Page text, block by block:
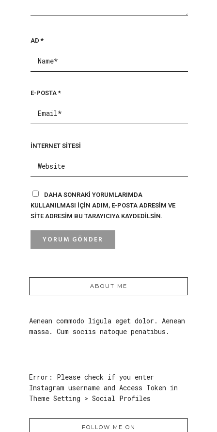
AD*
E-POSTA*
İNTERNET SITESI
DAHA SONRAKI YORUMLARIMDA
KULLANILMASI IÇIN ADIM, E-POSTA ADRESIM VE
SITE ADRESIM BU TARAYICIYA KAYDEDILSIN.
ABOUT ME
Aenean commodo ligula eget dolor. Aenean
massa. Cum sociis natoque penatibus.
Error: Please check if you enter
Instagram username and Access Token in
Theme Setting > Social Profiles
FOLLOW ME ON